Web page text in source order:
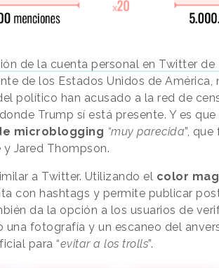
de la cuenta personal en Twitter
de los Estados Unidos de América,
político han acusado a la red de
Trump sí está presente. Y es
microblogging “muy parecida”,
Jared Thompson.
a Twitter. Utilizando el color
con hashtags y permite publicar
da la opción a los usuarios de
una fotografía y un escaneo del
para “evitar a los trolls”.